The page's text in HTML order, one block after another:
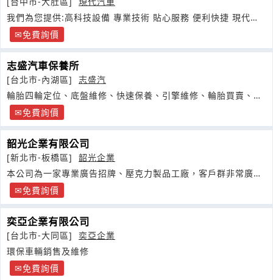
我們為您提供:高科技設備 專業技術 貼心服務 便利快捷 現代汽
車保修廠是您最佳的保障
免費詢價
志盛汽車保養所
[台北市-內湖區]
志盛汽
輪胎四輪定位、底盤維修、快速保養、引擎維修、輪胎買賣、冷
氣電機免費詢價
韶光企業有限公司
[新北市-板橋區]
韶光企業
本公司為一家專業廣告招牌、壓克力製品工廠，客戶群非常廣
泛，以百貨公司招牌
免費詢價
奕亞企業有限公司
[台北市-大同區]
奕亞企業
環保車輛銷售及維修
免費詢價